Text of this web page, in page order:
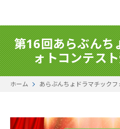
第16回あらぶんち
ォトコンテス
ホーム あらぶんちょドラマチックフ